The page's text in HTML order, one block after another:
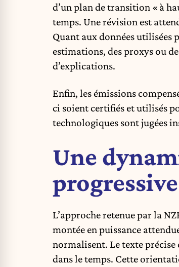
d’un plan de transition « à
temps. Une révision est
Quant aux données utilisées
estimations, des proxys ou
d’explications.
Enfin, les émissions
ci soient certifiés et utilisés
technologiques sont jugées
Une
progressive
L’approche retenue par la
montée en puissance
normalisent. Le texte précise
dans le temps. Cette